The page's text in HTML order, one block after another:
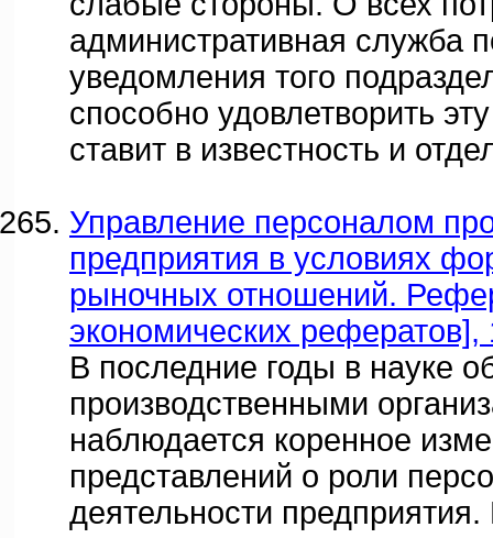
административная служба
уведомления того
способно удовлетворить
ставит в известность и
Управление персоналом
предприятия в условиях
рыночных отношений.
экономических рефератов],
В последние годы в науке
производственными
наблюдается коренное
представлений о роли
деятельности предприятия.